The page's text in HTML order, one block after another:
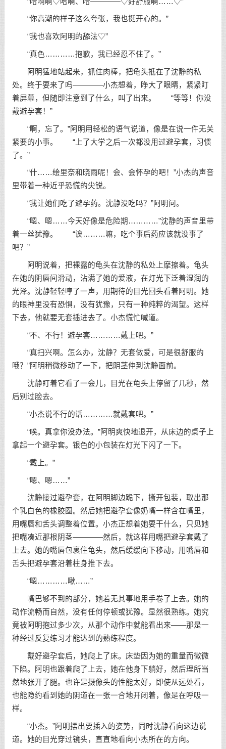
“你高潮的样子这么夸张，我也挺开心的。”
“我也喜欢阿明的舔法♡”
“真色…………抱歉，我已经忍不住了。”
阿明猛地站起来，抓住肉棒，把龟头抵在了沈静的私
处。终于要来了吗————小杰想着，睁大了眼睛，紧紧盯
着屏幕，但随即注意到了什么，叫了出来。 “等等！你没
戴避孕套！”
“啊，忘了。”阿明用轻松的语气说道，像是在说一件无关
紧要的小事。 “上了大学之后一次都没用过避孕套，习惯
了。”
“什……绘里奈和晓雨呢！会、会怀孕的吧！”小杰的声音
里带着一种近乎恐慌的尖锐。
“我让她们吃了避孕药。沈静没吃吗？”阿明问。
“嗯、嗯……今天好像是危险期…………”沈静的声音里带
着一丝犹豫。 “诶………嘛，吃个事后药应该就没事了
吧？”
阿明说着，把裸露的龟头在沈静的私处上摩擦着。龟头
在她的阴唇间滑动，沾满了她的爱液，在灯光下泛着湿润的
光泽。沈静轻轻哼了一声，用期待的目光回头看着阿明。她
的眼神里没有恐惧，没有犹豫，只有一种纯粹的渴望。这样
下去，他就要无套插进去了。小杰慌忙喊道。
“不、不行！避孕套…………戴上吧。”
“真扫兴啊。怎么办，沈静？无套做爱，可是很舒服的
哦？”阿明稍微移动了一下，把阴茎伸到沈静面前。
沈静盯着它看了一会儿，目光在龟头上停留了几秒，然
后别过脸去。
“小杰说不行的话…………就戴套吧。”
“唉。真拿你没办法。”阿明爽快地退开，从床边的桌子上
拿起一个避孕套。银色的小包装在灯光下闪了一下。
“戴上。”
“嗯、嗯……”
沈静接过避孕套，在阿明脚边跪下，撕开包装，取出那
个乳白色的橡胶圈。然后她把避孕套像奶嘴一样含在嘴里，
用嘴唇和舌头调整着位置。小杰正想着她要干什么，只见她
把嘴凑近那根阴茎————然后，就这样用嘴把避孕套戴了
上去。她的嘴唇包裹住龟头，然后缓缓向下移动，用嘴唇和
舌头把避孕套沿着柱身推下去。
“嗯…………啾……”
嘴巴够不到的部分，她若无其事地用手卷了上去。她的
动作流畅而自然，没有任何停顿或犹豫。显然很熟练。她究
竟被阿明抱过多少次，从那个动作中就能看出来——那是一
种经过反复练习才能达到的熟练程度。
戴好避孕套后，她爬上了床。床垫因为她的重量而微微
下陷。阿明也跟着爬了上去，她在他身下躺好，然后理所当
然地张开了腿。也许是摄像头的性能太好，即使从远处看，
也能隐约看到她的阴道在一张一合地开闭着，像是在呼吸一
样。
“小杰。”阿明摆出要插入的姿势，同时沈静看向这边说
道。她的目光穿过镜头，直直地看向小杰所在的方向。